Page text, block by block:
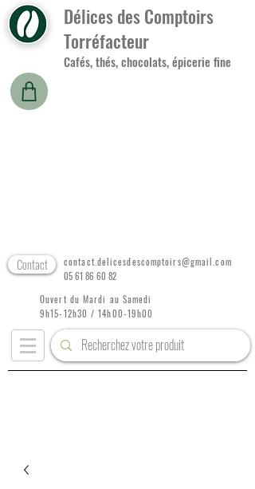
Délices des Comptoirs
Torréfacteur
Cafés, thés, chocolats, épicerie fine
Contact
contact.delicesdescomptoirs@gmail.com
05 61 86 60 82
Ouvert du Mardi au Samedi
9h15-12h30 / 14h00-19h00